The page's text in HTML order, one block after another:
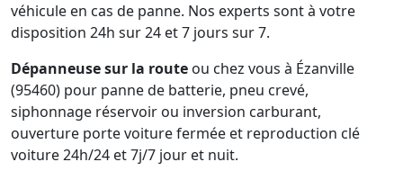
véhicule en cas de panne. Nos experts sont à votre
disposition 24h sur 24 et 7 jours sur 7.
Dépanneuse sur la route ou chez vous à Ézanville
(95460) pour panne de batterie, pneu crevé,
siphonnage réservoir ou inversion carburant,
ouverture porte voiture fermée et reproduction clé
voiture 24h/24 et 7j/7 jour et nuit.